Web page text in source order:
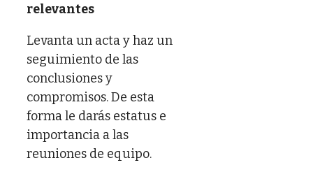
relevantes
Levanta un acta y haz un
seguimiento de las
conclusiones y
compromisos. De esta
forma le darás estatus e
importancia a las
reuniones de equipo.